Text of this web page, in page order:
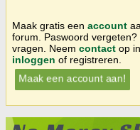
Maak gratis een account
forum. Paswoord vergeten?
vragen. Neem contact op
inloggen of registreren.
Maak een account aan!